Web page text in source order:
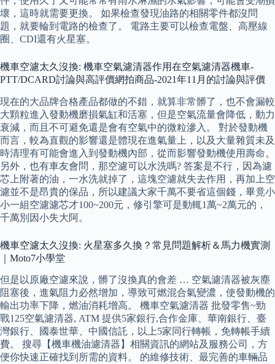
壞，這時就需要更換。 如果檢查發現油路的相關零件都沒問
題，就要輪到電路的檢查了。 電路主要可以檢查電盤、高壓線
圈、CDI還有火星塞。
機車空濾太久沒換: 機車空氣濾清器作用在空氣濾清器機車-
PTT/DCARD討論與高評價網拍商品-2021年11月的討論與評價
現在的大品牌合格產品都做的不錯，就算非常髒了，也不會漏較
大顆粒進入發動機磨損氣缸和活塞，但是空氣流量會降低，動力
衰減，而且不可避免還是會有空氣中的微粒滲入。 對於發動機
而言，較為直觀的影響還是體現在進氣量上，以及大量雜質未及
時清理有可能會進入到發動機內部，從而影響發動機使用壽命。
另外，也有車友會問，那空濾可以水洗嗎? 答案是不行，因為濾
芯上附著的油，一水洗就掉了，這塊空濾就失去作用，再加上空
濾並不是昂貴的保品，所以建議大家千萬不要省這個錢，畢竟小
小一組空濾濾芯才100~200元，修引擎可是動輒1萬~2萬元的，
千萬別因小失大阿。
機車空濾太久沒換: 火星塞多久換？常見問題解析＆馬力機實測
｜Moto7小學堂
但是以原廠空濾來說，髒了沒換真的會差 … 空氣濾清器被灰塵
阻塞後，進氣阻力必然增加，導致可燃混合氣變濃，使發動機的
輸出功率下降，燃油消耗增高。 機車空氣濾清器 批發零售~勁
戰125空氣濾清器, ATM 提供5家銀行,合作金庫、華南銀行、臺
灣銀行、國泰世華、中國信託，以上5家同行轉帳，免轉帳手續
費。 搜尋【機車機油濾清器】相關資訊的網站及服務公司，方
便你快速正確找到所需的資料。 的維修技術、最完善的車輛品